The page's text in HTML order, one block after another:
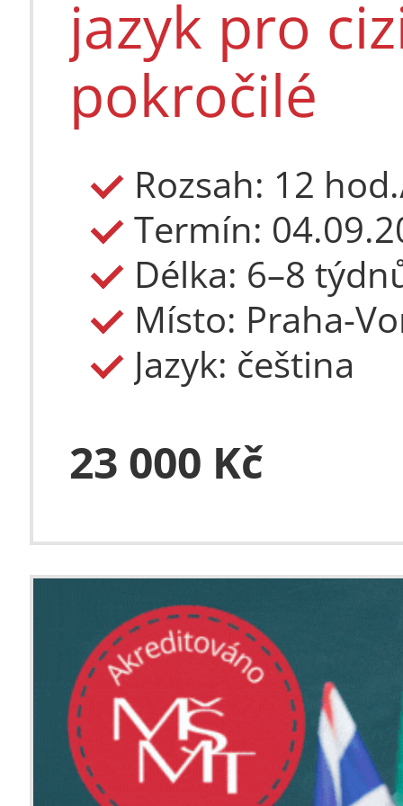
Délka: 4
Místo:
27 500 Kč
Objev
češtiny
studenty
Rozsah: 90
Termín:
Délka: 4
jazyk pro
pokročilé
Rozsah: 12
Délka: 6–8
Místo: Praha-
Jazyk: čeština
23 000 Kč